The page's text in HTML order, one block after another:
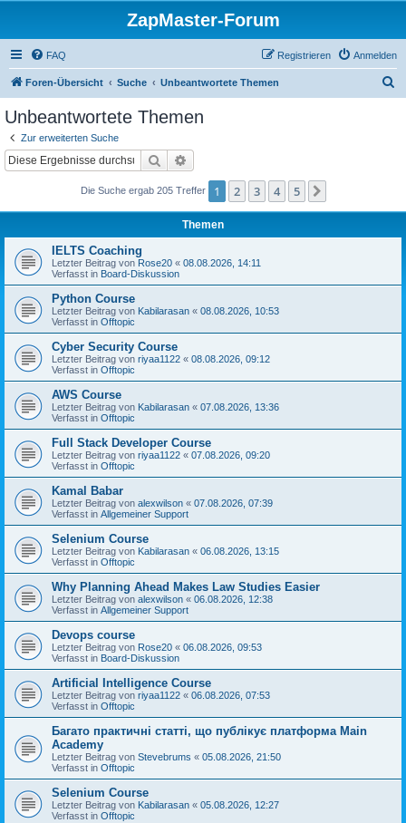
ZapMaster-Forum
FAQ Anmelden
Registrieren
Foren-Übersicht Suche Unbeantwortete Themen
Unbeantwortete Themen
Zur erweiterten Suche
Suche
Die Suche ergab 205 Treffer 1 2 3 4 5
Themen
IELTS Coaching
Letzter Beitrag von Rose20 « 08.08.2026, 14:11
Verfasst in Board-Diskussion
Python Course
Letzter Beitrag von Kabilarasan « 08.08.2026, 10:53
Verfasst in Offtopic
Cyber Security Course
Letzter Beitrag von riyaa1122 « 08.08.2026, 09:12
Verfasst in Offtopic
AWS Course
Letzter Beitrag von Kabilarasan « 07.08.2026, 13:36
Verfasst in Offtopic
Full Stack Developer Course
Letzter Beitrag von riyaa1122 « 07.08.2026, 09:20
Verfasst in Offtopic
Kamal Babar
Letzter Beitrag von alexwilson « 07.08.2026, 07:39
Verfasst in Allgemeiner Support
Selenium Course
Letzter Beitrag von Kabilarasan « 06.08.2026, 13:15
Verfasst in Offtopic
Why Planning Ahead Makes Law Studies Easier
Letzter Beitrag von alexwilson « 06.08.2026, 12:38
Verfasst in Allgemeiner Support
Devops course
Letzter Beitrag von Rose20 « 06.08.2026, 09:53
Verfasst in Board-Diskussion
Artificial Intelligence Course
Letzter Beitrag von riyaa1122 « 06.08.2026, 07:53
Verfasst in Offtopic
Багато практичні статті, що публікує платформа Main
Academy
Letzter Beitrag von Stevebrums « 05.08.2026, 21:50
Verfasst in Offtopic
Selenium Course
Letzter Beitrag von Kabilarasan « 05.08.2026, 12:27
Verfasst in Offtopic